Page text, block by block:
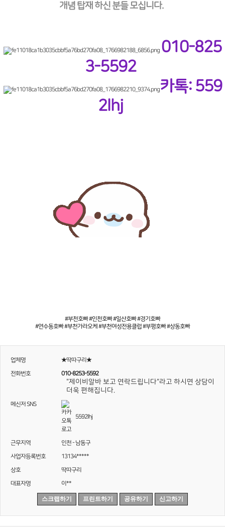
개념 탑재 하신 분들 모십니다.
010-825
3-5592
카톡: 559
2lhj
#부천호빠 #인천호빠 #일산호빠 #경기호빠
#연수동호빠 #부천가라오케 #부천여성전용클럽 #부평호빠 #상동호빠
업체명
★딱따구리★
전화번호
010-8253-5592
"제이비알바 보고 연락드립니다"라고 하시면 상담이
더욱 편해집니다.
메신저 SNS
5592lhj
근무지역
인천 - 남동구
사업자등록번호
13134*****
상호
딱따구리
대표자명
이**
스크랩하기 프린트하기 공유하기 신고하기